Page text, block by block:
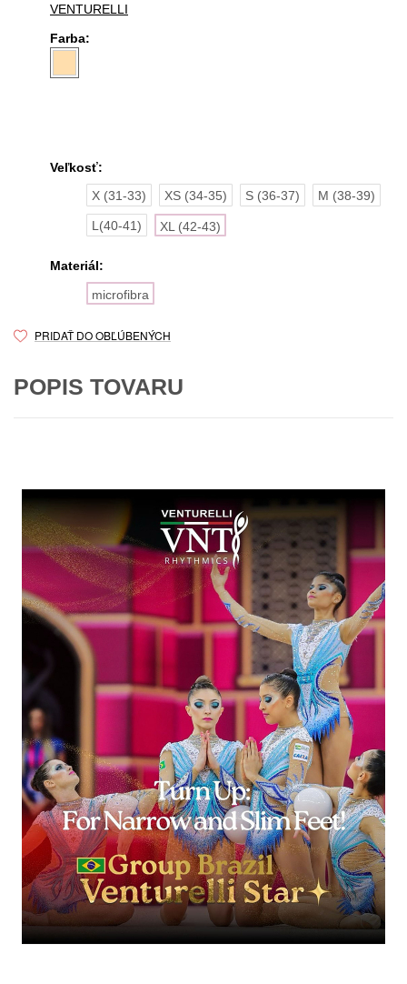
VENTURELLI
Farba:
Veľkosť:
X (31-33)
XS (34-35) S (36-37) M (38-39)
L(40-41) XL (42-43)
Materiál:
microfibra
PRIDAŤ DO OBĽÚBENÝCH
POPIS TOVARU